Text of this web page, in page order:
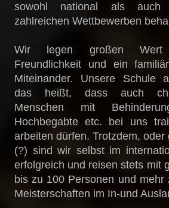
sowohl national als auch
zahlreichen Wettbewerben
Wir legen großen Wert
Freundlichkeit und ein
Miteinander. Unsere Schule
das heißt, dass auch
Menschen mit
Hochbegabte etc. bei uns
arbeiten dürfen. Trotzdem, oder
(?) sind wir selbst im
erfolgreich und reisen stets mit
bis zu 100 Personen und mehr
Meisterschaften im In-und